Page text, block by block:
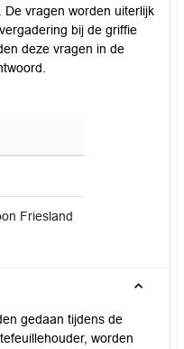
vragen worden uiterlijk
bij de griffie
deze vragen in de
Friesland
gedaan tijdens de
worden